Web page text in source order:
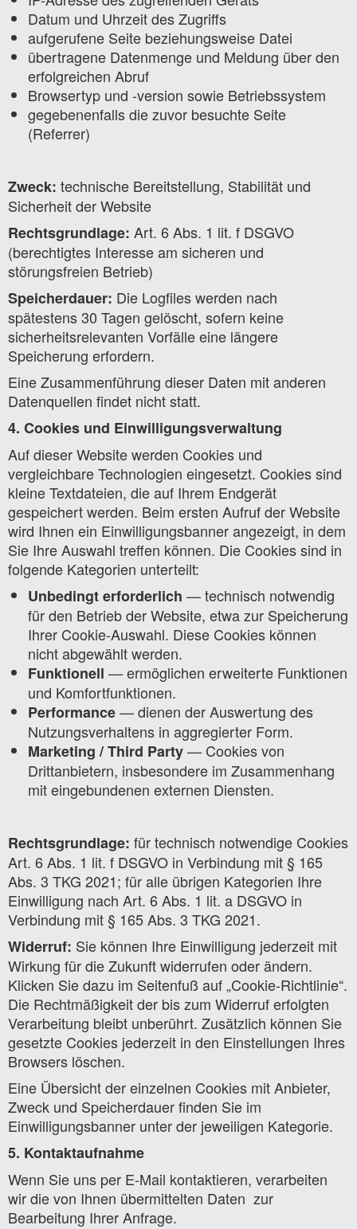
Datum und Uhrzeit des Zugriffs
aufgerufene Seite beziehungsweise Datei
übertragene Datenmenge und Meldung über den
erfolgreichen Abruf
Browsertyp und -version sowie Betriebssystem
gegebenenfalls die zuvor besuchte Seite
(Referrer)
Zweck: technische Bereitstellung, Stabilität und
Sicherheit der Website
Rechtsgrundlage: Art. 6 Abs. 1 lit. f DSGVO
(berechtigtes Interesse am sicheren und
störungsfreien Betrieb)
Speicherdauer: Die Logfiles werden nach
spätestens 30 Tagen gelöscht, sofern keine
sicherheitsrelevanten Vorfälle eine längere
Speicherung erfordern.
Eine Zusammenführung dieser Daten mit anderen
Datenquellen findet nicht statt.
4. Cookies und Einwilligungsverwaltung
Auf dieser Website werden Cookies und
vergleichbare Technologien eingesetzt. Cookies sind
kleine Textdateien, die auf Ihrem Endgerät
gespeichert werden. Beim ersten Aufruf der Website
wird Ihnen ein Einwilligungsbanner angezeigt, in dem
Sie Ihre Auswahl treffen können. Die Cookies sind in
folgende Kategorien unterteilt:
Unbedingt erforderlich — technisch notwendig
für den Betrieb der Website, etwa zur Speicherung
Ihrer Cookie-Auswahl. Diese Cookies können
nicht abgewählt werden.
Funktionell — ermöglichen erweiterte Funktionen
und Komfortfunktionen.
Performance— dienen der Auswertung des
Nutzungsverhaltens in aggregierter Form.
Marketing / Third Party— Cookies von
Drittanbietern, insbesondere im Zusammenhang
mit eingebundenen externen Diensten.
Rechtsgrundlage: für technisch notwendige Cookies
Art. 6 Abs. 1 lit. f DSGVO in Verbindung mit § 165
Abs. 3 TKG 2021; für alle übrigen Kategorien Ihre
Einwilligung nach Art. 6 Abs. 1 lit. a DSGVO in
Verbindung mit § 165 Abs. 3 TKG 2021.
Widerruf: Sie können Ihre Einwilligung jederzeit mit
Wirkung für die Zukunft widerrufen oder ändern.
Klicken Sie dazu im Seitenfuß auf „Cookie-Richtlinie“.
Die Rechtmäßigkeit der bis zum Widerruf erfolgten
Verarbeitung bleibt unberührt. Zusätzlich können Sie
gesetzte Cookies jederzeit in den Einstellungen Ihres
Browsers löschen.
Eine Übersicht der einzelnen Cookies mit Anbieter,
Zweck und Speicherdauer finden Sie im
Einwilligungsbanner unter der jeweiligen Kategorie.
5. Kontaktaufnahme
Wenn Sie uns per E-Mail kontaktieren, verarbeiten
wir die von Ihnen übermittelten Daten zur
Bearbeitung Ihrer Anfrage.